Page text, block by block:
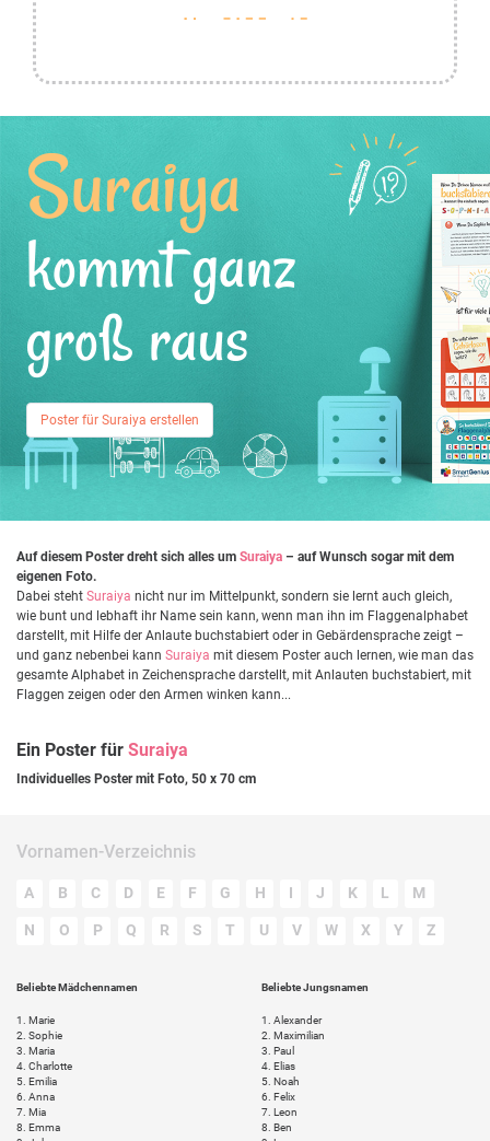
Suraiya
kommt ganz
groß raus
Poster für Suraiya erstellen
Auf diesem Poster dreht sich alles um Suraiya – auf Wunsch sogar mit dem
eigenen Foto.
Dabei steht Suraiya nicht nur im Mittelpunkt, sondern sie lernt auch gleich,
wie bunt und lebhaft ihr Name sein kann, wenn man ihn im Flaggenalphabet
darstellt, mit Hilfe der Anlaute buchstabiert oder in Gebärdensprache zeigt –
und ganz nebenbei kann Suraiya mit diesem Poster auch lernen, wie man das
gesamte Alphabet in Zeichensprache darstellt, mit Anlauten buchstabiert, mit
Flaggen zeigen oder den Armen winken kann...
Ein Poster für Suraiya
Individuelles Poster mit Foto, 50 x 70 cm
Vornamen-Verzeichnis
A B C D E F G H I J K L M
N O P Q R S T U V W X Y Z
Beliebte Mädchennamen
1.
Marie
2. Sophie
3. Maria
4. Charlotte
5. Emilia
6. Anna
7. Mia
8. Emma
Beliebte Jungsnamen
1.
Alexander
2. Maximilian
3. Paul
4. Elias
5. Noah
6. Felix
7. Leon
8. Ben